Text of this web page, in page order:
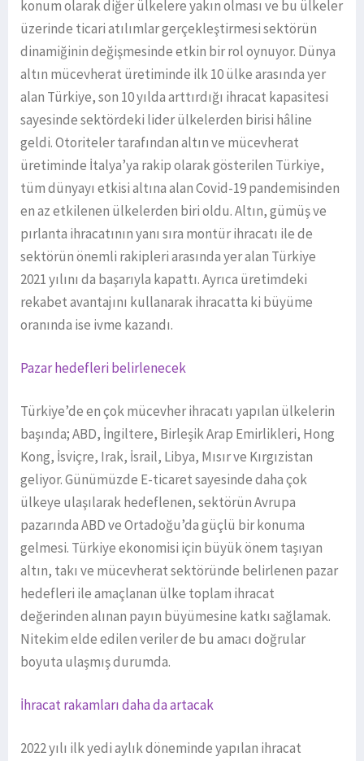
konum olarak diğer ülkelere yakın olması ve bu ülkeler
üzerinde ticari atılımlar gerçekleştirmesi sektörün
dinamiğinin değişmesinde etkin bir rol oynuyor. Dünya
altın mücevherat üretiminde ilk 10 ülke arasında yer
alan Türkiye, son 10 yılda arttırdığı ihracat kapasitesi
sayesinde sektördeki lider ülkelerden birisi hâline
geldi. Otoriteler tarafından altın ve mücevherat
üretiminde İtalya’ya rakip olarak gösterilen Türkiye,
tüm dünyayı etkisi altına alan Covid-19 pandemisinden
en az etkilenen ülkelerden biri oldu. Altın, gümüş ve
pırlanta ihracatının yanı sıra montür ihracatı ile de
sektörün önemli rakipleri arasında yer alan Türkiye
2021 yılını da başarıyla kapattı. Ayrıca üretimdeki
rekabet avantajını kullanarak ihracatta ki büyüme
oranında ise ivme kazandı.
Pazar hedefleri belirlenecek
Türkiye’de en çok mücevher ihracatı yapılan ülkelerin
başında; ABD, İngiltere, Birleşik Arap Emirlikleri, Hong
Kong, İsviçre, Irak, İsrail, Libya, Mısır ve Kırgızistan
geliyor. Günümüzde E-ticaret sayesinde daha çok
ülkeye ulaşılarak hedeflenen, sektörün Avrupa
pazarında ABD ve Ortadoğu’da güçlü bir konuma
gelmesi. Türkiye ekonomisi için büyük önem taşıyan
altın, takı ve mücevherat sektöründe belirlenen pazar
hedefleri ile amaçlanan ülke toplam ihracat
değerinden alınan payın büyümesine katkı sağlamak.
Nitekim elde edilen veriler de bu amacı doğrular
boyuta ulaşmış durumda.
İhracat rakamları daha da artacak
2022 yılı ilk yedi aylık döneminde yapılan ihracat